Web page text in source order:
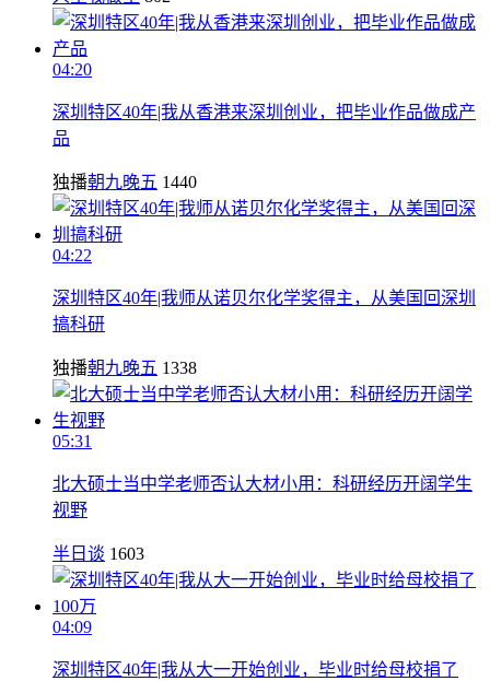
04:20
深圳特区40年|我从香港来深圳创业，把毕业作品做成产
品
独播朝九晚五 1440
04:22
深圳特区40年|我师从诺贝尔化学奖得主，从美国回深圳
搞科研
独播朝九晚五 1338
05:31
北大硕士当中学老师否认大材小用：科研经历开阔学生
视野
半日谈 1603
04:09
深圳特区40年|我从大一开始创业，毕业时给母校捐了